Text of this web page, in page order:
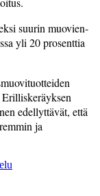
suurin muovien­
yli 20 prosenttia
edellyttävät, että
ja